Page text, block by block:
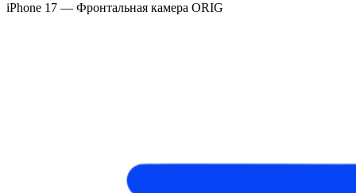
iPhone 17 — Фронтальная камера ORIG